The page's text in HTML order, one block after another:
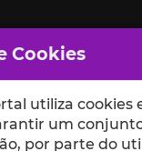
Cookies
utiliza cookies
um
por parte do